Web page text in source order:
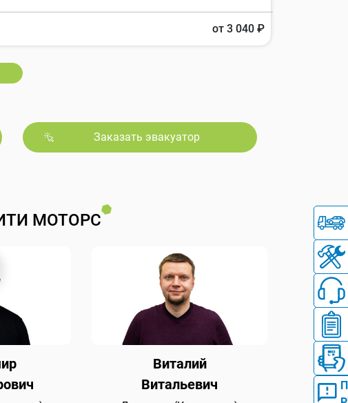
от 3 040 ₽
Заказать эвакуатор
МОТОРС
Виталий
Витальевич